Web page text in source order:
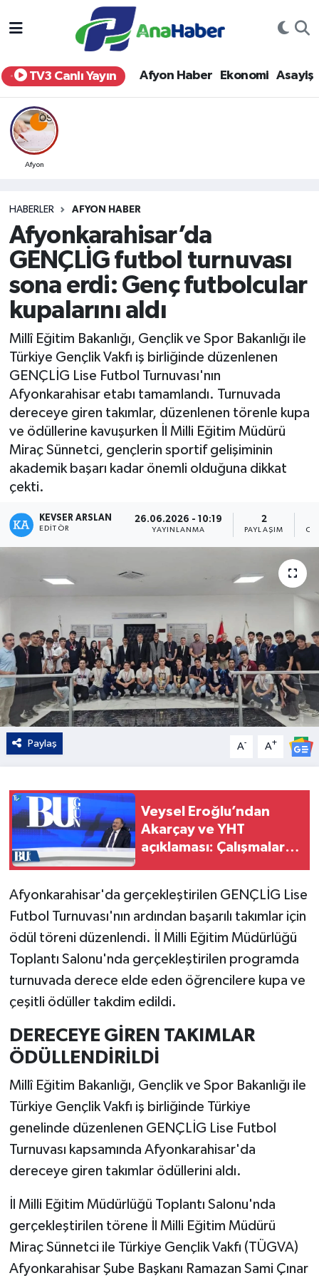
TV3 Canlı Yayın Afyon Haber Ekonomi Asayiş
Afyon
HABERLER AFYON HABER
Afyonkarahisar’da
GENÇLİG futbol turnuvası
sona erdi: Genç futbolcular
kupalarını aldı
Millî Eğitim Bakanlığı, Gençlik ve Spor Bakanlığı ile
Türkiye Gençlik Vakfı iş birliğinde düzenlenen
GENÇLİG Lise Futbol Turnuvası'nın
Afyonkarahisar etabı tamamlandı. Turnuvada
dereceye giren takımlar, düzenlenen törenle kupa
ve ödüllerine kavuşurken İl Milli Eğitim Müdürü
Miraç Sünnetci, gençlerin sportif gelişiminin
akademik başarı kadar önemli olduğuna dikkat
çekti.
KEVSER ARSLAN
EDITÖR
26.06.2026 - 10:19
YAYINLANMA
2
PAYLAŞIM
Paylaş A- A+
Veysel Eroğlu’ndan
Akarçay ve YHT
açıklaması: Çalışmalar
Afyonkarahisar'da gerçekleştirilen GENÇLİG Lise
Futbol Turnuvası'nın ardından başarılı takımlar için
ödül töreni düzenlendi. İl Milli Eğitim Müdürlüğü
Toplantı Salonu'nda gerçekleştirilen programda
turnuvada derece elde eden öğrencilere kupa ve
çeşitli ödüller takdim edildi.
DERECEYE GİREN TAKIMLAR
ÖDÜLLENDİRİLDİ
Millî Eğitim Bakanlığı, Gençlik ve Spor Bakanlığı ile
Türkiye Gençlik Vakfı iş birliğinde Türkiye
genelinde düzenlenen GENÇLİG Lise Futbol
Turnuvası kapsamında Afyonkarahisar'da
dereceye giren takımlar ödüllerini aldı.
İl Milli Eğitim Müdürlüğü Toplantı Salonu'nda
gerçekleştirilen törene İl Milli Eğitim Müdürü
Miraç Sünnetci ile Türkiye Gençlik Vakfı (TÜGVA)
Afyonkarahisar Şube Başkanı Ramazan Sami Çınar
Yurt Haber
Afyon Haber
Ekonomi
Siyaset
Eğitim
Sağlık
Teknoloji
Kültür - Sanat
Yaşam
Afyonkarahisar Nöbetçi Eczaneler
Afyonkarahisar Hava Durumu
Afyonkarahisar Namaz Vakitleri
Afyonkarahisar Trafik Yoğunluk Haritası
Tüm Manşetler
Son Dakika Haberleri
Haber Arşivi